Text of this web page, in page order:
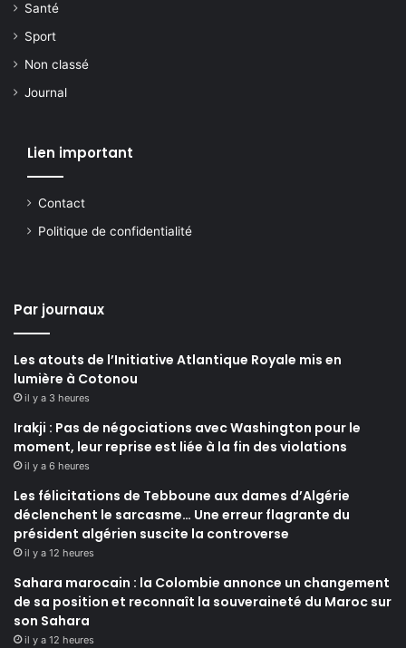
Santé
Sport
Non classé
Journal
Lien important
Contact
Politique de confidentialité
Par journaux
Les atouts de l’Initiative Atlantique Royale mis en
lumière à Cotonou
il y a 3 heures
Irakji : Pas de négociations avec Washington pour le
moment, leur reprise est liée à la fin des violations
il y a 6 heures
Les félicitations de Tebboune aux dames d’Algérie
déclenchent le sarcasme… Une erreur flagrante du
président algérien suscite la controverse
il y a 12 heures
Sahara marocain : la Colombie annonce un changement
de sa position et reconnaît la souveraineté du Maroc sur
son Sahara
il y a 12 heures